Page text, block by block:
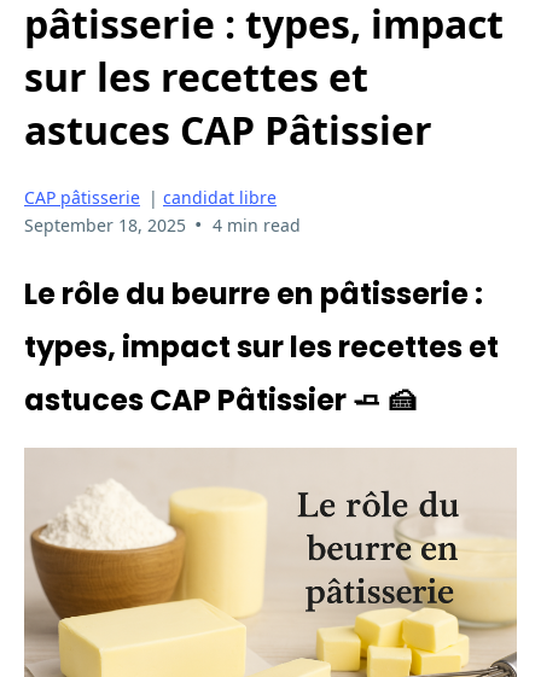
pâtisserie : types, impact
sur les recettes et
astuces CAP Pâtissier
CAP pâtisserie | candidat libre
September 18, 2025 • 4 min read
Le rôle du beurre en pâtisserie :
types, impact sur les recettes et
astuces CAP Pâtissier 🧈 🍰